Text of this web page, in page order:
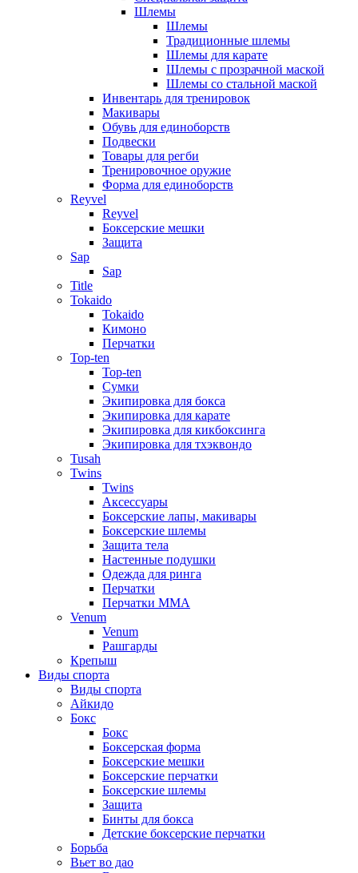
Шлемы
Шлемы
Традиционные шлемы
Шлемы для карате
Шлемы с прозрачной маской
Шлемы со стальной маской
Инвентарь для тренировок
Макивары
Обувь для единоборств
Подвески
Товары для регби
Тренировочное оружие
Форма для единоборств
Reyvel
Reyvel
Боксерские мешки
Защита
Sap
Sap
Title
Tokaido
Tokaido
Кимоно
Перчатки
Top-ten
Top-ten
Сумки
Экипировка для бокса
Экипировка для карате
Экипировка для кикбоксинга
Экипировка для тхэквондо
Tusah
Twins
Twins
Аксессуары
Боксерские лапы, макивары
Боксерские шлемы
Защита тела
Настенные подушки
Одежда для ринга
Перчатки
Перчатки MMA
Venum
Venum
Рашгарды
Крепыш
Виды спорта
Виды спорта
Айкидо
Бокс
Бокс
Боксерская форма
Боксерские мешки
Боксерские перчатки
Боксерские шлемы
Защита
Бинты для бокса
Детские боксерские перчатки
Борьба
Вьет во дао